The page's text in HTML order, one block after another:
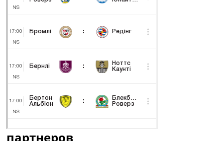
партнеров